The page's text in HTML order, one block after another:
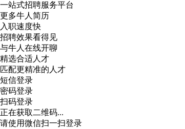
一站式招聘服务平台
更多牛人简历
入职速度快
招聘效果看得见
与牛人在线开聊
精选合适人才
匹配更精准的人才
短信登录
密码登录
扫码登录
正在获取二维码...
请使用微信扫一扫登录